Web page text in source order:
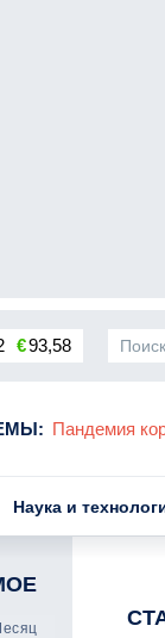
€93,58
: Пандемия
Наука и